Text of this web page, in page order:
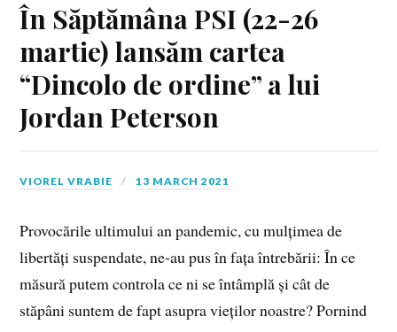
În Săptămâna PSI (22-26
martie) lansăm cartea
“Dincolo de ordine” a lui
Jordan Peterson
VIOREL VRABIE 13 MARCH 2021
Provocările ultimului an pandemic, cu mulțimea de
libertăți suspendate, ne-au pus în fața întrebării: În ce
măsură putem controla ce ni se întâmplă și cât de
stăpâni suntem de fapt asupra vieților noastre? Pornind